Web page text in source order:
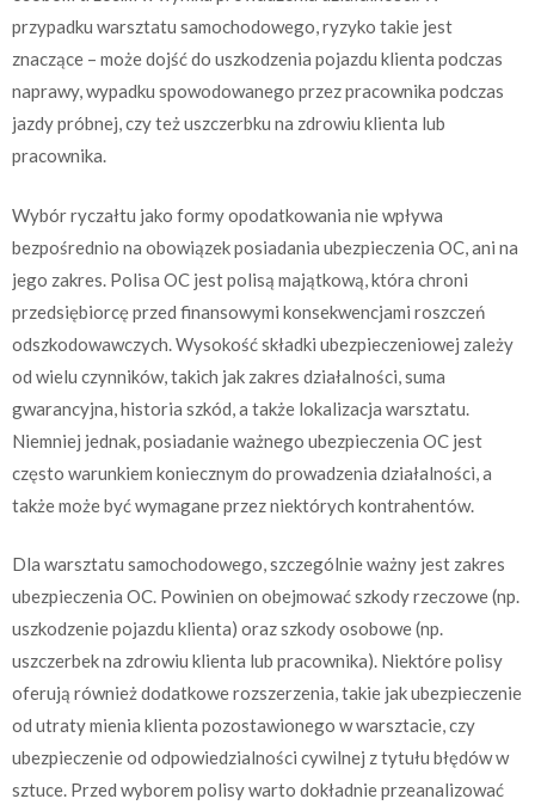
przypadku warsztatu samochodowego, ryzyko takie jest
znaczące – może dojść do uszkodzenia pojazdu klienta podczas
naprawy, wypadku spowodowanego przez pracownika podczas
jazdy próbnej, czy też uszczerbku na zdrowiu klienta lub
pracownika.
Wybór ryczałtu jako formy opodatkowania nie wpływa
bezpośrednio na obowiązek posiadania ubezpieczenia OC, ani na
jego zakres. Polisa OC jest polisą majątkową, która chroni
przedsiębiorcę przed finansowymi konsekwencjami roszczeń
odszkodowawczych. Wysokość składki ubezpieczeniowej zależy
od wielu czynników, takich jak zakres działalności, suma
gwarancyjna, historia szkód, a także lokalizacja warsztatu.
Niemniej jednak, posiadanie ważnego ubezpieczenia OC jest
często warunkiem koniecznym do prowadzenia działalności, a
także może być wymagane przez niektórych kontrahentów.
Dla warsztatu samochodowego, szczególnie ważny jest zakres
ubezpieczenia OC. Powinien on obejmować szkody rzeczowe (np.
uszkodzenie pojazdu klienta) oraz szkody osobowe (np.
uszczerbek na zdrowiu klienta lub pracownika). Niektóre polisy
oferują również dodatkowe rozszerzenia, takie jak ubezpieczenie
od utraty mienia klienta pozostawionego w warsztacie, czy
ubezpieczenie od odpowiedzialności cywilnej z tytułu błędów w
sztuce. Przed wyborem polisy warto dokładnie przeanalizować